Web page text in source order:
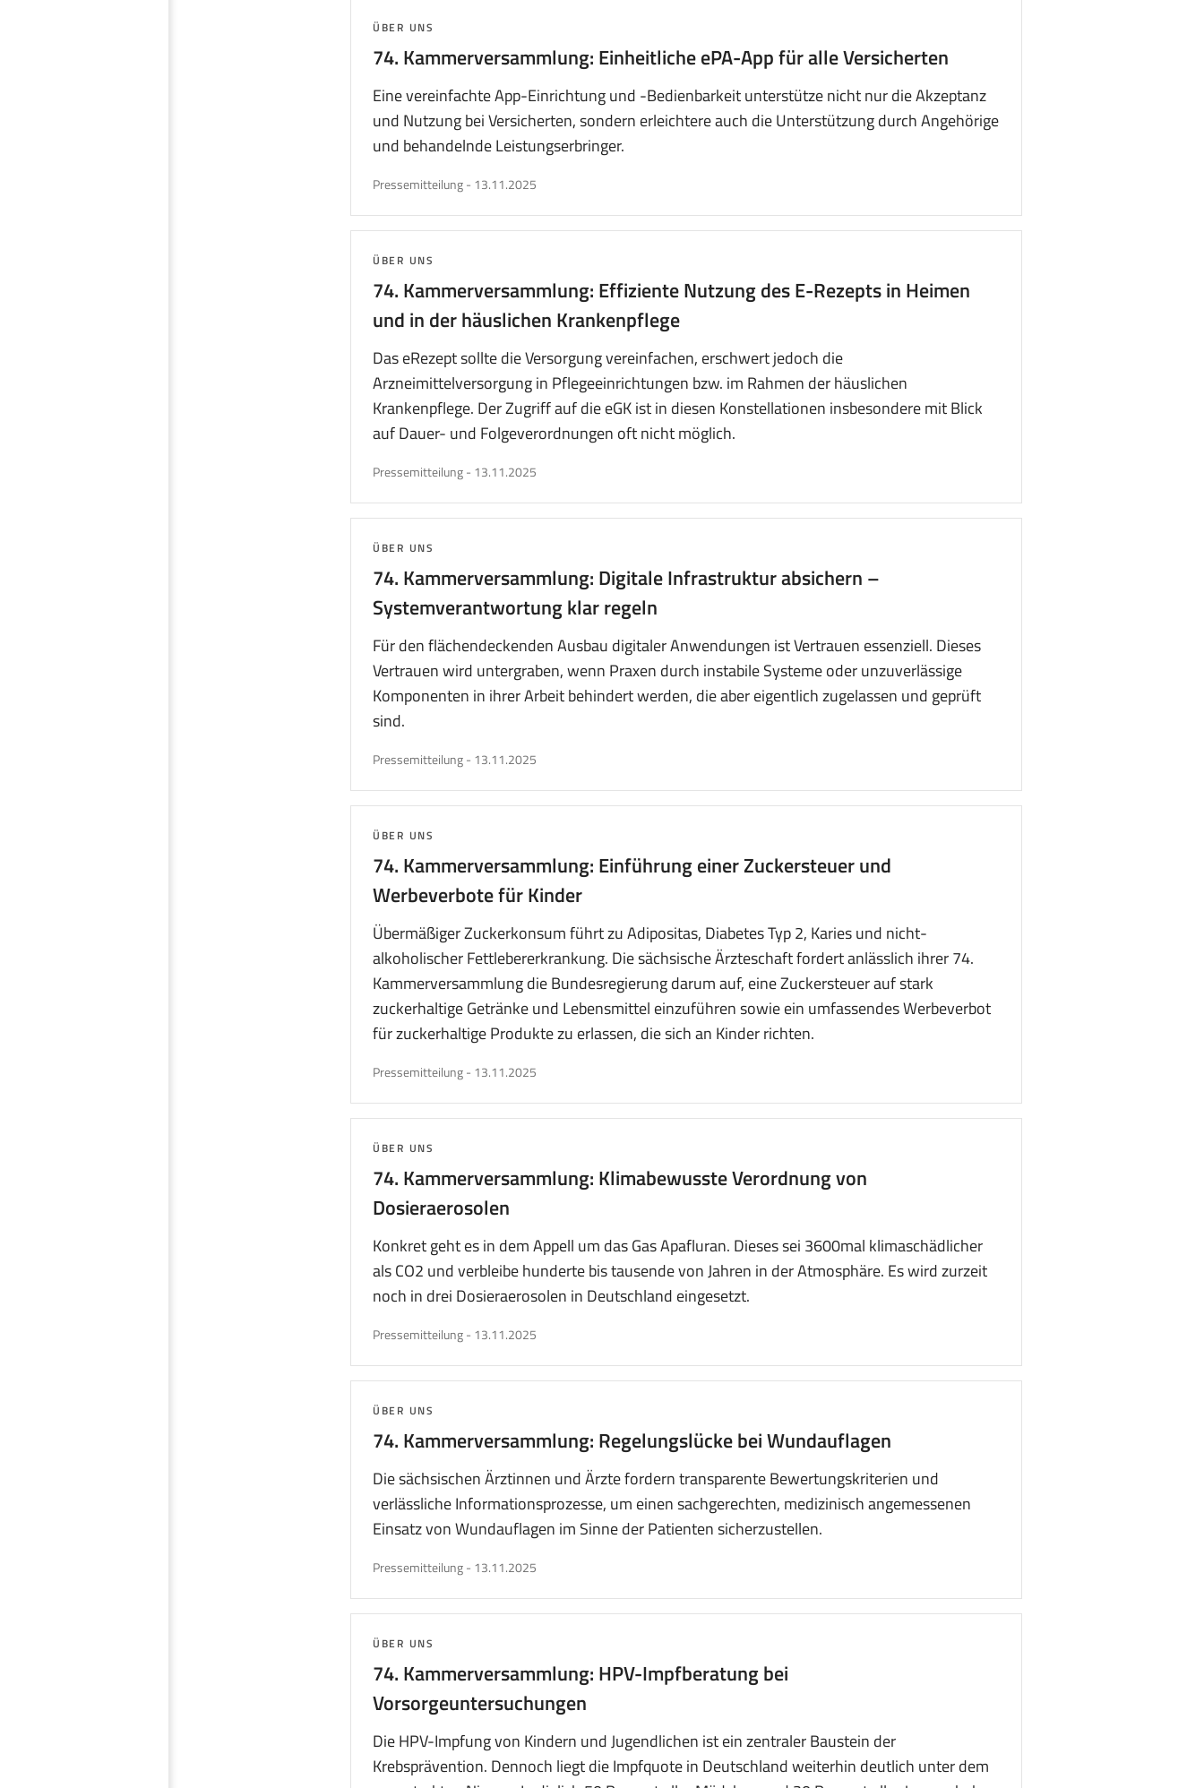
74. Kammerversammlung: Einheitliche ePA-App für alle Versicherten
THEMA:
ÜBER UNS
Eine vereinfachte App-Einrichtung und -Bedienbarkeit unterstütze nicht nur die Akzeptanz
und Nutzung bei Versicherten, sondern erleichtere auch die Unterstützung durch Angehörige
und behandelnde Leistungserbringer.
Pressemitteilungveröffentlicht
- 13.11.2025
74. Kammerversammlung: Effiziente Nutzung des E-Rezepts in Heimen
und in der häuslichen Krankenpflege
THEMA:
ÜBER UNS
Das eRezept sollte die Versorgung vereinfachen, erschwert jedoch die
Arzneimittelversorgung in Pflegeeinrichtungen bzw. im Rahmen der häuslichen
Krankenpflege. Der Zugriff auf die eGK ist in diesen Konstellationen insbesondere mit Blick
auf Dauer- und Folgeverordnungen oft nicht möglich.
Pressemitteilungveröffentlicht
- 13.11.2025
74. Kammerversammlung: Digitale Infrastruktur absichern –
Systemverantwortung klar regeln
THEMA:
ÜBER UNS
Für den flächendeckenden Ausbau digitaler Anwendungen ist Vertrauen essenziell. Dieses
Vertrauen wird untergraben, wenn Praxen durch instabile Systeme oder unzuverlässige
Komponenten in ihrer Arbeit behindert werden, die aber eigentlich zugelassen und geprüft
sind.
Pressemitteilungveröffentlicht
- 13.11.2025
74. Kammerversammlung: Einführung einer Zuckersteuer und
Werbeverbote für Kinder
THEMA:
ÜBER UNS
Übermäßiger Zuckerkonsum führt zu Adipositas, Diabetes Typ 2, Karies und nicht-
alkoholischer Fettlebererkrankung. Die sächsische Ärzteschaft fordert anlässlich ihrer 74.
Kammerversammlung die Bundesregierung darum auf, eine Zuckersteuer auf stark
zuckerhaltige Getränke und Lebensmittel einzuführen sowie ein umfassendes Werbeverbot
für zuckerhaltige Produkte zu erlassen, die sich an Kinder richten.
Pressemitteilungveröffentlicht
- 13.11.2025
74. Kammerversammlung: Klimabewusste Verordnung von
Dosieraerosolen
THEMA:
ÜBER UNS
Konkret geht es in dem Appell um das Gas Apafluran. Dieses sei 3600mal klimaschädlicher
als CO2 und verbleibe hunderte bis tausende von Jahren in der Atmosphäre. Es wird zurzeit
noch in drei Dosieraerosolen in Deutschland eingesetzt.
Pressemitteilungveröffentlicht
- 13.11.2025
74. Kammerversammlung: Regelungslücke bei Wundauflagen
THEMA:
ÜBER UNS
Die sächsischen Ärztinnen und Ärzte fordern transparente Bewertungskriterien und
verlässliche Informationsprozesse, um einen sachgerechten, medizinisch angemessenen
Einsatz von Wundauflagen im Sinne der Patienten sicherzustellen.
Pressemitteilungveröffentlicht
- 13.11.2025
74. Kammerversammlung: HPV-Impfberatung bei
Vorsorgeuntersuchungen
THEMA:
ÜBER UNS
Die HPV-Impfung von Kindern und Jugendlichen ist ein zentraler Baustein der
Krebsprävention. Dennoch liegt die Impfquote in Deutschland weiterhin deutlich unter dem